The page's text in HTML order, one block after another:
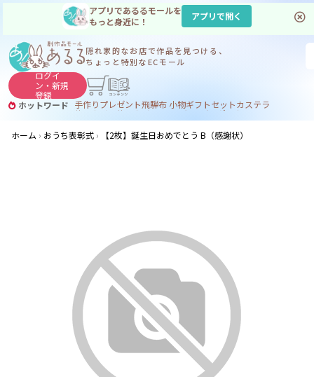
アプリであるるモールを
もっと身近に！
アプリで開く
隠れ家的なお店で作品を見つける、
ちょっと特別なECモール
ログイ
ン・新規
登録
ホットワード 手作りプレゼント飛騨布 小物ギフトセットカステラ
サヌカイト コーヒー
ジンギスカン
ホーム
おうち表彰式 【2枚】誕生日おめでとう B（感謝状）